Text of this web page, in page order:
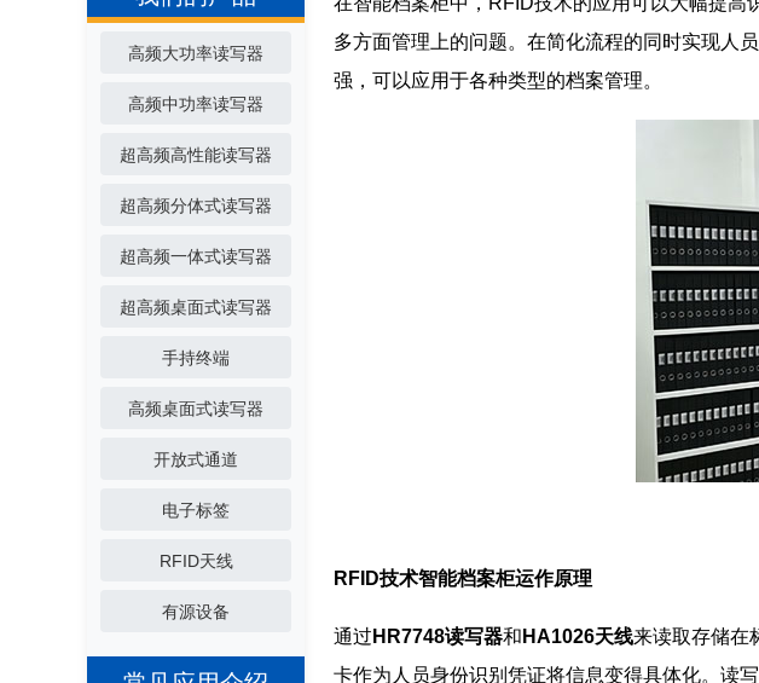
高频大功率读写器
高频中功率读写器
超高频高性能读写器
超高频分体式读写器
超高频一体式读写器
超高频桌面式读写器
手持终端
高频桌面式读写器
开放式通道
电子标签
RFID天线
有源设备
多方面管理上的问题。在简化流程的同时实现人
强，可以应用于各种类型的档案管理。
RFID技术智能档案柜运作原理
通过 HR7748读写器和 HA1026天线来读取存储在
卡作为人员身份识别凭证将信息变得具体化。读